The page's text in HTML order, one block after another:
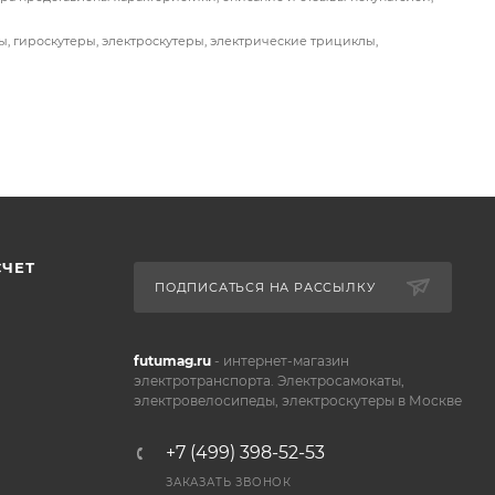
гироскутеры, электроскутеры, электрические трициклы,
ПОДПИСАТЬСЯ НА РАССЫЛКУ
futumag.ru- интернет-магазин
электротранспорта. Электросамокаты,
электровелосипеды, электроскутеры в Москве
+7 (499) 398-52-53
ЗАКАЗАТЬ ЗВОНОК